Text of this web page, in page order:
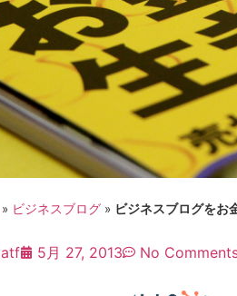
» ビジネスブログ » ビジネスブログをお
atf 5月 27, 2013 No